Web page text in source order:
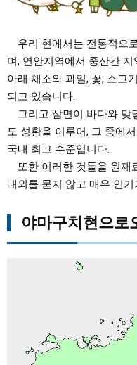
우리 현에서는 전통적으
며, 연안지역에서 중산간
아래 채소와 과일, 꽃, 소고
되고 있습니다.
그리고 삼면이 바다와 맞
도 성황을 이루어, 그 중에
국내 최고 수준입니다.
또한 이러한 것들을 원재
내외를 묻지 않고 매우 인기
야마구치현으로